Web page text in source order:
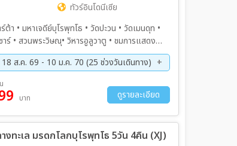
ทัวร์อินโดนีเซีย
า • มหาเจดีย์บุโรพุทโธ • วัดปะวน • วัดเมนดุท •
ร์ • สวนพระวิษณุ• วิหารอูลูวาตู • ชมการแสดง
• ภูเขาไฟบาตูร์ • ทะเลสาบบาตูร์ • วัดน้ำพุ
18 ส.ค. 69 - 10 ม.ค. 70 (25 ช่วงวันเดินทาง)
ส.ค. 69
ก.ย. 69
22 ก.ย. 69 - 26 ก.ย. 69
พ.ย. 69
04 พ.ย. 69 - 08 พ.ย. 69
พ.ย. 69
25 พ.ย. 69 - 29 พ.ย. 69
บาท ดูรายละเอียด
ทะเล มรดกโลกบุโรพุทโธ 5วัน 4คืน (XJ)